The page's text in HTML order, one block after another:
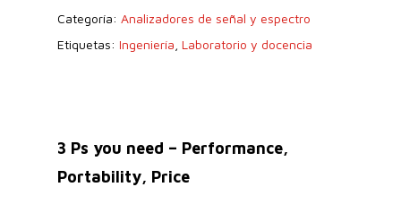
Categoría: Analizadores de señal y espectro
Etiquetas: Ingeniería Laboratorio y docencia
3 Ps you need – Performance,
Portability, Price